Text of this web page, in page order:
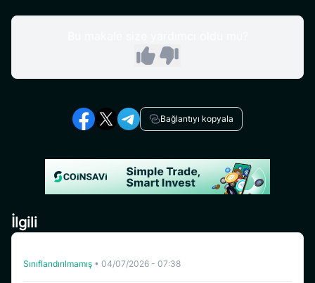
Bağlantıyı kopyala
İlgili
Sınıflandırılmamış • 04/07/2026 - 07:38